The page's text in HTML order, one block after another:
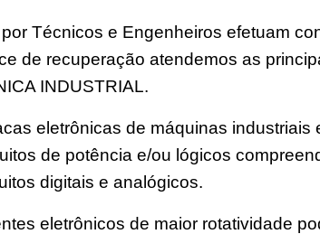
Técnicos e Engenheiros efetuam
de recuperação atendemos as
INDUSTRIAL.
eletrônicas de máquinas
de potência e/ou lógicos
digitais e analógicos.
eletrônicos de maior rotatividade